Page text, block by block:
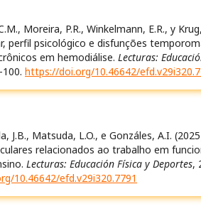
Moreira, P.R., Winkelmann, E.R., y
perfil psicológico e disfunções
em hemodiálise. Lecturas:
https://doi.org/10.46642/
J.B., Matsuda, L.O., e Gonzáles, A.I.
relacionados ao trabalho em
Lecturas: Educación Física y Deportes,
10.46642/efd.v29i320.7791